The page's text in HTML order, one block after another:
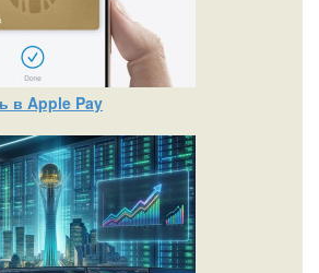
в Apple Pay